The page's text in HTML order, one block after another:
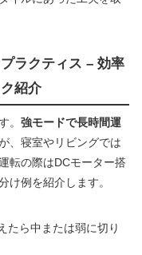
ラクティス – 効率
紹介
。 強モードで長時間運
、寝室やリビングでは
転の際はDCモーター搭
け例を紹介します。
たら中または弱に切り